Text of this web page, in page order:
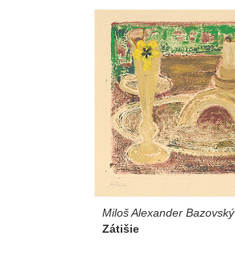
Miloš Alexander Bazovský
Zátišie